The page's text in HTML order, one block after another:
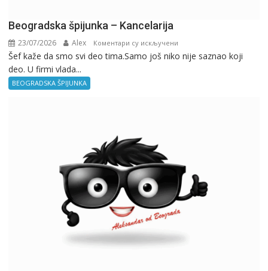
Beogradska špijunka – Kancelarija
23/07/2026 Alex Коментари су искључени
Beogradska
Šef kaže da smo svi deo tima.Samo još niko nije saznao koji
deo. U firmi vlada...
BEOGRADSKA ŠPIJUNKA